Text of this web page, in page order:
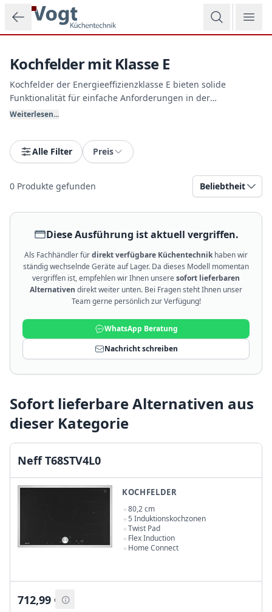
Zum Hauptinhalt springen
Kochfelder mit Klasse E
Kochfelder der Energieeffizienzklasse E bieten solide
Funktionalität für einfache Anforderungen in der
Erstausstattung oder in Garten- und Büroküchen. Diese
Kochzonen und überzeugen durch sehr geringe
Anschaffungskosten bei Vogt Küchentechnik.
Weiterlesen...
Alle Filter Preis
0 Produkte gefunden Beliebtheit
Diese Ausführung ist aktuell vergriffen.
Als Fachhändler fürdirekt verfügbare Küchentechnikhaben wir
ständig wechselnde Geräte auf Lager. Da dieses Modell momentan
vergriffen ist, empfehlen wir Ihnen unseresofort lieferbaren
Alternativen direkt weiter unten. Bei Fragen steht Ihnen unser
Team gerne persönlich zur Verfügung!
WhatsApp Beratung
Nachricht schreiben
Sofort lieferbare Alternativen aus
dieser Kategorie
Neff T68STV4L0
KOCHFELDER
80,2 cm
5 Induktionskochzonen
Twist Pad
Flex Induction
Home Connect
712,99 €